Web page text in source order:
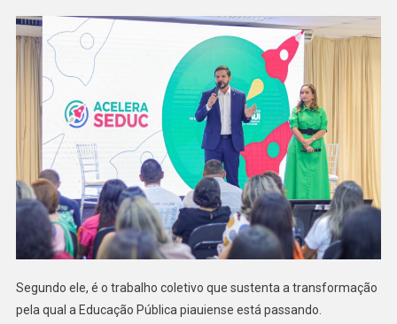
Segundo ele, é o trabalho coletivo que sustenta a transformação
pela qual a Educação Pública piauiense está passando.